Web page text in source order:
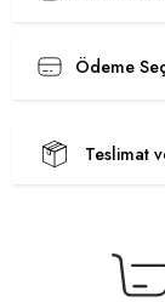
Ödeme
Teslimat